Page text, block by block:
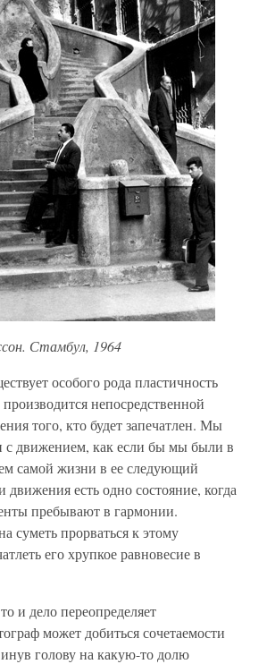
Стамбул, 1964
особого рода пластичность
непосредственной
того, кто будет запечатлен. Мы
с движением, как если бы мы были в
самой жизни в ее следующий
есть одно состояние, когда
пребывают в гармонии.
суметь прорваться к этому
его хрупкое равновесие в
и дело переопределяет
может добиться сочетаемости
голову на какую-то долю